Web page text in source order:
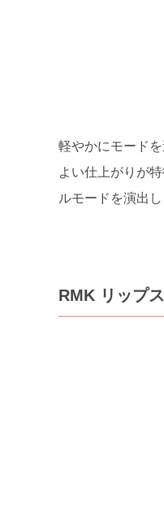
軽やかにモード
よい仕上がりが
ルモードを演出
RMK リップ